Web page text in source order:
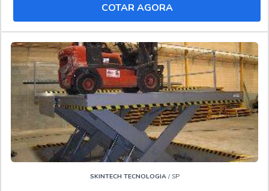
COTAR AGORA
SKINTECH TECNOLOGIA/ SP